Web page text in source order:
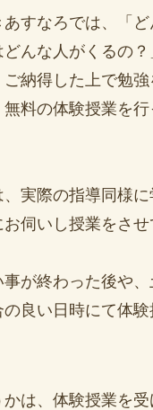
すなろでは、「
んな人がくるの
納得した上で勉
料の体験授業を行
実際の指導同様
伺いし授業をさ
が終わった後や、
良い日時にて体
かは、体験授業を